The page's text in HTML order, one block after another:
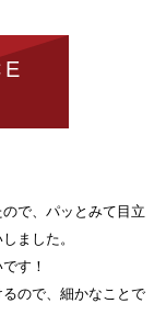
で、パッとみて目立
ました。
す！
ので、細かなことで